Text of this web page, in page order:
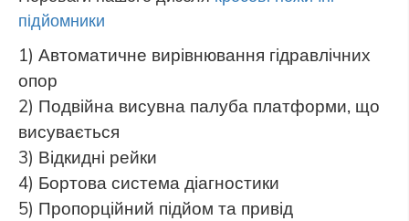
підйомники
1) Автоматичне вирівнювання гідравлічних
опор
2) Подвійна висувна палуба платформи, що
висувається
3) Відкидні рейки
4) Бортова система діагностики
5) Пропорційний підйом та привід